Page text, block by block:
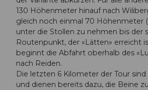
130 Höhenmeter hinauf nach
gleich noch einmal 70 Höhenmeter
unter die Stollen zu nehmen bis der
Routenpunkt, der «Lätten» erreicht
beginnt die Abfahrt oberhalb des
nach Reiden.
Die letzten 6 Kilometer der Tour
und dienen bereits dazu, die Beine